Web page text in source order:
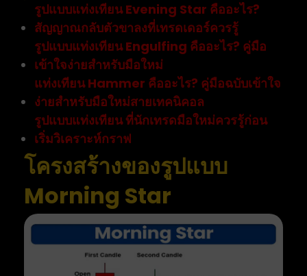
รูปแบบแท่งเทียน Evening Star คืออะไร?
สัญญาณกลับตัวขาลงที่เทรดเดอร์ควรรู้
รูปแบบแท่งเทียน Engulfing คืออะไร? คู่มือ
เข้าใจง่ายสำหรับมือใหม่
แท่งเทียน Hammer คืออะไร? คู่มือฉบับเข้าใจ
ง่ายสำหรับมือใหม่สายเทคนิคอล
รูปแบบแท่งเทียน ที่นักเทรดมือใหม่ควรรู้ก่อน
เริ่มวิเคราะห์กราฟ
โครงสร้างของรูปแบบ
Morning Star